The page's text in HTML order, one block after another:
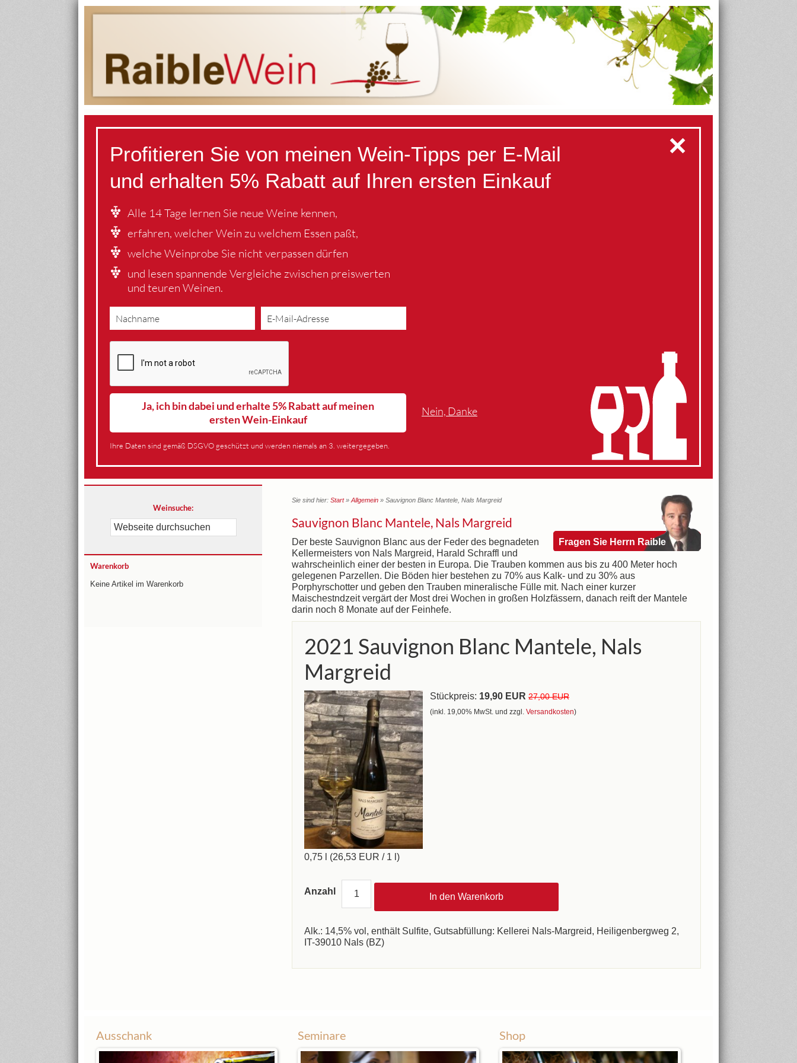
✕
Profitieren Sie von meinen Wein-Tipps per E-Mail
und erhalten 5% Rabatt auf Ihren ersten Einkauf
Alle 14 Tage lernen Sie neue Weine kennen,
erfahren, welcher Wein zu welchem Essen paßt,
welche Weinprobe Sie nicht verpassen dürfen
und lesen spannende Vergleiche zwischen preiswerten
und teuren Weinen.
Ja, ich bin dabei und erhalte 5% Rabatt auf meinen
ersten Wein-Einkauf
Nein, Danke
Ihre Daten sind gemäß DSGVO geschützt und werden niemals an 3. weitergegeben.
Sie sind hier: Start» Allgemein » Sauvignon Blanc Mantele, Nals Margreid
Fragen Sie Herrn Raible
Sauvignon Blanc Mantele, Nals Margreid
Der beste Sauvignon Blanc aus der Feder des begnadeten
Kellermeisters von Nals Margreid, Harald Schraffl und
wahrscheinlich einer der besten in Europa. Die Trauben kommen aus bis zu 400 Meter hoch
gelegenen Parzellen. Die Böden hier bestehen zu 70% aus Kalk- und zu 30% aus
Porphyrschotter und geben den Trauben mineralische Fülle mit. Nach einer kurzer
Maischestndzeit vergärt der Most drei Wochen in großen Holzfässern, danach reift der Mantele
darin noch 8 Monate auf der Feinhefe.
2021 Sauvignon Blanc Mantele, Nals
Margreid
Stückpreis: 19,90 EUR 27,00 EUR
(inkl. 19,00% MwSt. und zzgl. Versandkosten)
0,75 l (26,53 EUR / 1 l)
Anzahl
Alk.: 14,5% vol, enthält Sulfite, Gutsabfüllung: Kellerei Nals-Margreid, Heiligenbergweg 2,
IT-39010 Nals (BZ)
Weinsuche:
Warenkorb
Keine Artikel im Warenkorb
Ausschank Seminare Shop